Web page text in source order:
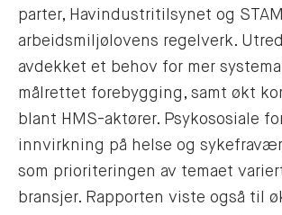
parter, Havindustritilsynet og
arbeidsmiljølovens regelverk.
avdekket et behov for mer
målrettet forebygging, samt økt
blant HMS-aktører. Psykososiale
innvirkning på helse og
som prioriteringen av temaet
bransjer. Rapporten viste også til